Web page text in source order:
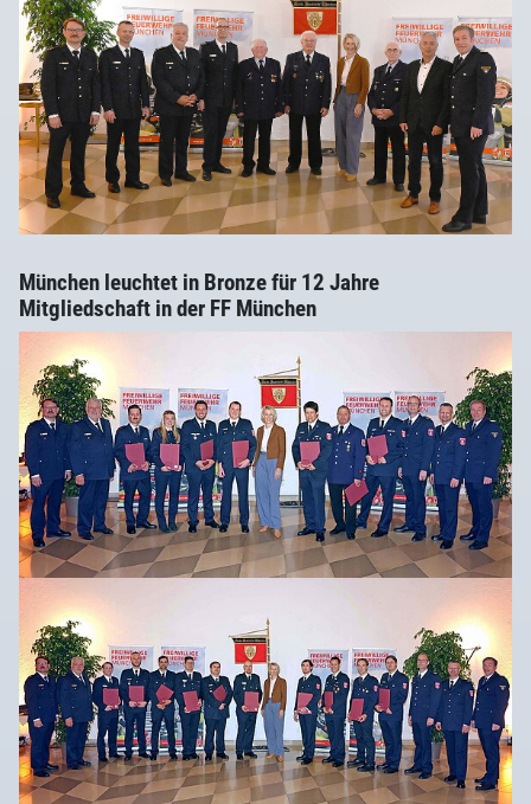
München leuchtet in Bronze für 12 Jahre
Mitgliedschaft in der FF München